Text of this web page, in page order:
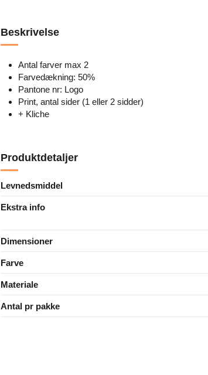
Beskrivelse
Antal farver max 2
Farvedækning: 50%
Pantone nr: Logo
Print, antal sider (1 eller 2 sidder)
+ Kliche
Produktdetaljer
Levnedsmiddel
Ekstra info
Dimensioner
Farve
Materiale
Antal pr pakke